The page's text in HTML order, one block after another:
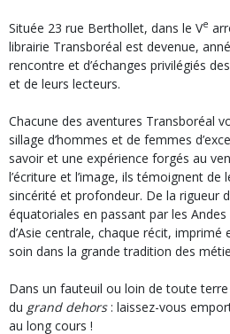
Située 23 rue Berthollet, dans le Ve
librairie Transboréal est devenue,
rencontre et d’échanges privilégiés
et de leurs lecteurs.
Chacune des aventures Transboréal
sillage d’hommes et de femmes
savoir et une expérience forgés au
l’écriture et l’image, ils témoignent de
sincérité et profondeur. De la rigueur
équatoriales en passant par les
d’Asie centrale, chaque récit, imprimé
soin dans la grande tradition des
Dans un fauteuil ou loin de toute terre
du grand dehors: laissez-vous
au long cours !